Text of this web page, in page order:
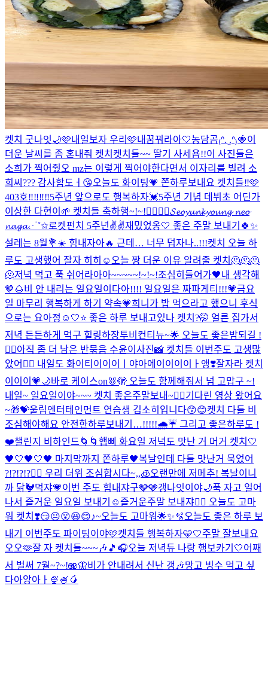
켓치 굿나잇🌙🩷내일보자 우리🩷내꿈꿔라아🤍농담곰₍ᐢ. ̫.ᐢ₎🍓이
더운 날씨를 좀 혼내줘 켓치 켓치들~~ 딸기 사세욥!!이 사진들은
소희가 찍어줬오 mz는 이렇게 찍어야한다면서 이자리를 빌려 소
희씨??? 감사함도ㅓ😘오늘도 화이팅💗 쫀하루보내요 켓치들‼️🩷
403호‼️‼️‼️‼️5주년 앞으로도 행복하자💓5주년 기념 데뷔초 어딘가
이상한 다현이🌱 켓치들 축하행~!~!❤️‍🔥❤️‍🔥𝓢𝓮𝓸𝔂𝓾𝓷𝓴𝔂𝓸𝓾𝓷𝓰 𝓷𝓮𝓸
𝓷𝓪𝓰𝓪⋰˚✩로켓펀치 5주년✌️✌️재밌었옹🤍 좋은 주말 보내기🍀✨
설레는 8월💐☀️ 힘내자아🔥 근데… 너무 덥자나..!!!켓치 오늘 하
루도 고생했어 잘자 히히☺ 오늘 짱 더운 이유 알려줄 켓치🫠🫠🫠
🫠저녁 먹고 푹 쉬어라아아~~~~~!~!~!조심히들어가🖤내 생각해
🤎🌰비 안 내리는 일요일이다아!!!! 일요일은 짜파게티!!!💗금요
일 마무리 행복하게 하기 약속💗희니가 밥 먹으라고 했으니 후식
으로는 요아정☺️ 🤍⭐️ 좋은 하루 보내고있나 켓치?🤭 얼른 집가서
저녁 든든하게 먹구 힐링하장투비컨티뉴~🌟 오늘도 좋은밤되길 !
❤️‍🔥아직 좀 더 남은 반묶음 수윤이사진📸 켓치들 이번주도 고생많
았어❤️‍🔥 내일도 화이티이이이ㅣ야아에이이이이ㅏ앵❣️잘자라 켓치
이이이💗🌙바로 케이스on🐰🫣 오늘도 함께해줘서 넘 고맙구 ~!
내일~ 일요일이야~~~ 켓치 좋은주말보내~❤️‍🔥기다린 영상 왔어요
~🎁💝울림엔터테인먼트 연습생 김소히입니다😙😊켓치 다들 비
조심해야해요 안전한하루보내기…!!!!!🌧️☔️ 그리고 좋은하루도 !
❤️챌린지 비하인드🌀🌀 햅삐 화요일 저녁도 맛난 거 머거 켓치🤍
🖤🤍🖤🤍🖤 마지막까지 쫀하루🖤복날인데 다들 맛난거 묵었어
?!?!?!?❤️‍🔥 우리 더위 조심합시다~,,🧊오랜만에 저메추! 복날이니
까 닭🐓먹쟈💗이번 주도 힘내쟈구🩶🩶갱나잇이야🌙푹 자고 일어
나서 즐거운 일요일 보내기☺️즐거운주말 보내쟈❤️‍🔥 오늘도 고마
워 켓치❣️😏😐😮😆😊♪~오늘도 고마워🌟✨🫧 오늘도 좋은 하루 보
내기 이번주도 파이팅이야🩷켓치들 행복하자🩵🤍주말 잘보내요
오오🫶잘 자 켓치들~~~🎶🎵🎧오늘 저녁듀 나랑 햄보카기🤍어째
서 벌써 7월~?~!🫨🦋비가 안내려서 신난 갱🎶망고 빙수 먹고 싶
다아앙아ㅏ🍨🍧🥭